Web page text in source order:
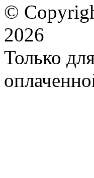
©
2026
Только